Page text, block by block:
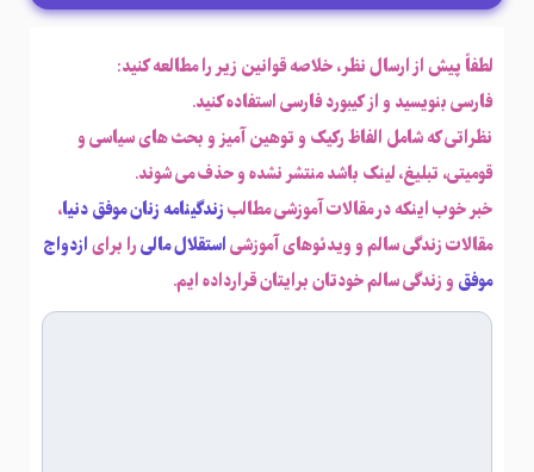
لطفاً پیش از ارسال نظر، خلاصه قوانین زیر را مطالعه کنید:
فارسی بنویسید و از کیبورد فارسی استفاده کنید.
نظراتی که شامل الفاظ رکیک و توهین آمیز و بحث های سیاسی و
قومیتی، تبلیغ، لینک باشد منتشر نشده و حذف می شوند.
خبر خوب اینکه در مقالات آموزشی مطالبزندگینامه زنان موفق دنیا،
مقالات زندگی سالم و ویدئوهای آموزشیاستقلال مالیرا برایازدواج
موفق و زندگی سالم خودتان برایتان قرارداده ایم.